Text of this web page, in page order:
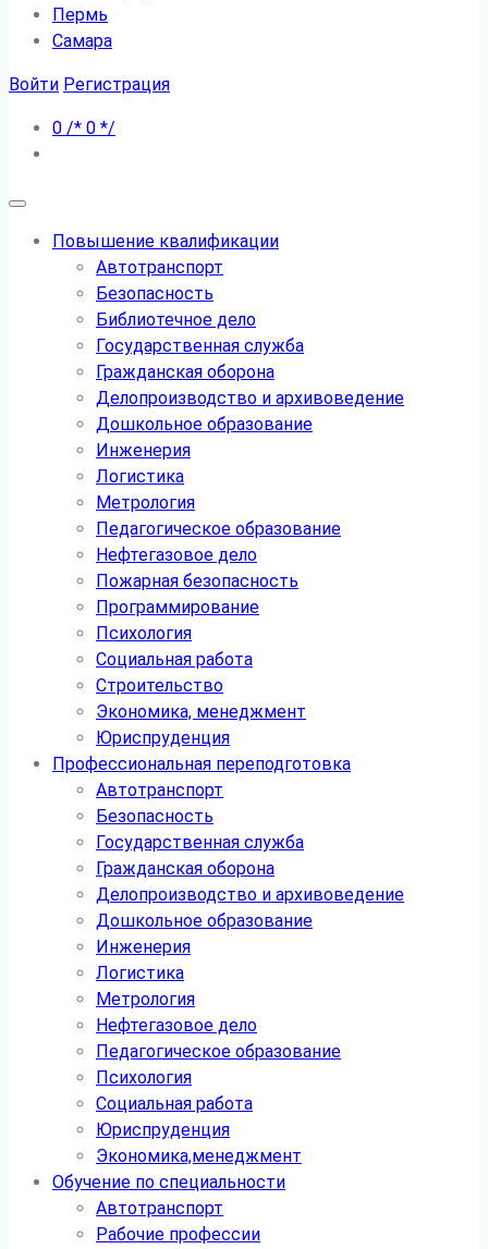
Пермь
Самара
Войти Регистрация
0 /* 0 */
Повышение квалификации
Автотранспорт
Безопасность
Библиотечное дело
Государственная служба
Гражданская оборона
Делопроизводство и архивоведение
Дошкольное образование
Инженерия
Логистика
Метрология
Педагогическое образование
Нефтегазовое дело
Пожарная безопасность
Программирование
Психология
Социальная работа
Строительство
Экономика, менеджмент
Юриспруденция
Профессиональная переподготовка
Автотранспорт
Безопасность
Государственная служба
Гражданская оборона
Делопроизводство и архивоведение
Дошкольное образование
Инженерия
Логистика
Метрология
Нефтегазовое дело
Педагогическое образование
Психология
Социальная работа
Юриспруденция
Экономика,менеджмент
Обучение по специальности
Автотранспорт
Рабочие профессии